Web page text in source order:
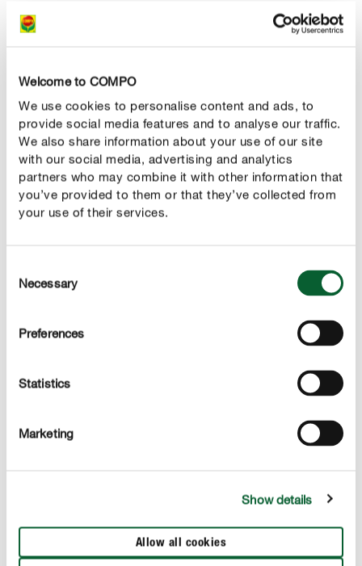
Welcome to COMPO
We use cookies to personalise content and ads, to
provide social media features and to analyse our traffic.
We also share information about your use of our site
with our social media, advertising and analytics
partners who may combine it with other information that
you’ve provided to them or that they’ve collected from
your use of their services.
Selection
Necessary
Preferences
Statistics
Marketing
Show details
Allow all cookies
Vooral wanneer de maaier onder de haag doorrijdt, waar
egels zich vaak hebben teruggetrokken, kan dit voor de
jouw waakzame oog overdag zijn werk doen. Idealiter
van je grasmat handmatig zodat er geen ongelukken met
de egels gebeuren.
TIP NR. 8
Vanaf november geen grote tuinklussen meer
vóór de winter of pas in het voorjaar zodat de egel niet
uit zijn welverdiende winterslaap wordt gehaald. Omdat
de kleine stekelige diertjes van november tot maart
overwinteren, kan je de komende vijf maanden dus
woonkamer zonder je al te veel zorgen te maken over de